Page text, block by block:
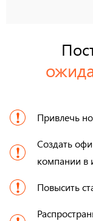
Привлечь
Создать
компании в
Повысить